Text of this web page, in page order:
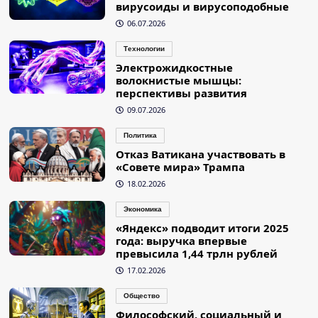
вирусоиды и вирусоподобные
06.07.2026
Технологии
Электрожидкостные
волокнистые мышцы:
перспективы развития
09.07.2026
Политика
Отказ Ватикана участвовать в
«Совете мира» Трампа
18.02.2026
Экономика
«Яндекс» подводит итоги 2025
года: выручка впервые
превысила 1,44 трлн рублей
17.02.2026
Общество
Философский, социальный и